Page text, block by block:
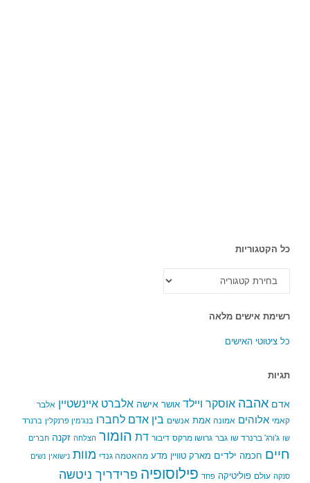
כל הקטגוריות
הקטגוריות
רשימת אישים מלאה
כל ציטוטי האישים
תגיות
אדם אהבה אוסקר ויילד אושר אישה אלברט איינשטיין אלבר
קאמי אלוהים אמונה אמת אנשים בין אדם לחברו בנג'מין פרנקלין ברנרד
שו ג'ורג' ברנרד שו גבר גרושו מרקס דיבור דת הומור הצלחה זקנה חברים
חיים חכמה ילדים מארק טוויין מדע מהאטמה גנדי מוות נישואין נשים
סנקה עולם פוליטיקה פחד פילוסופיה פרידריך ניטשה